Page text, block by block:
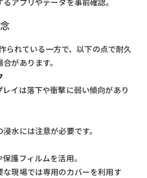
られている一方で、以下の点で耐久
があります。
イは落下や衝撃に弱い傾向があり
水には注意が必要です。
護フィルムを活用。
な現場では専用のカバーを利用す